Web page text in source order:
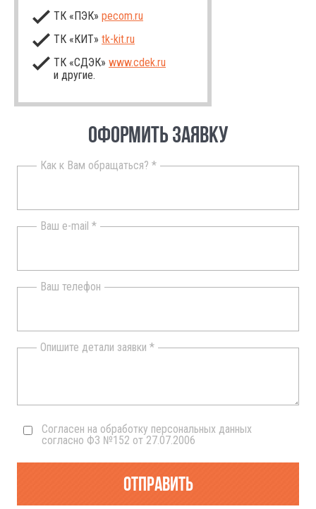
ТК «ПЭК» pecom.ru
ТК «КИТ» tk-kit.ru
ТК «СДЭК» www.cdek.ru
и другие.
ОФОРМИТЬ ЗАЯВКУ
Как к Вам обращаться? *
Ваш e-mail *
Ваш телефон
Опишите детали заявки *
Согласен на обработку персональных данных
согласно ФЗ №152 от 27.07.2006
Отправить